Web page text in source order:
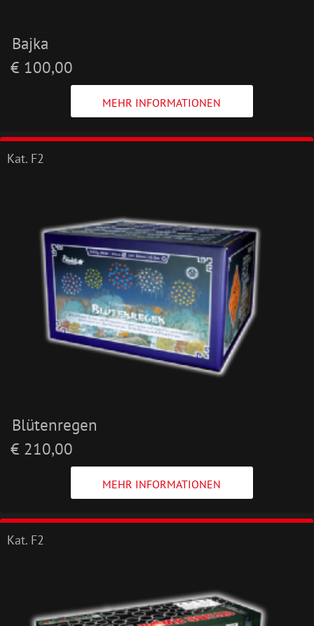
Bajka
€ 100,00
MEHR INFORMATIONEN
Kat. F2
Blütenregen
€ 210,00
MEHR INFORMATIONEN
Kat. F2